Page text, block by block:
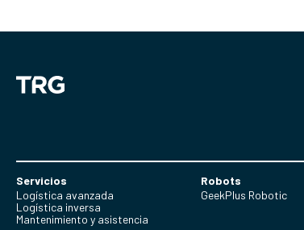
Servicios
Logística avanzada
Logística inversa
Mantenimiento y asistencia
Robots
GeekPlus Robotic